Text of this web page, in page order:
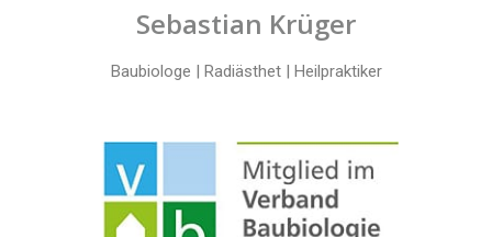
Sebastian Krüger
Baubiologe | Radiästhet | Heilpraktiker